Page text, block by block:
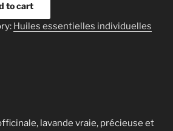
to cart
Huiles essentielles individuelles
lavande vraie, précieuse et